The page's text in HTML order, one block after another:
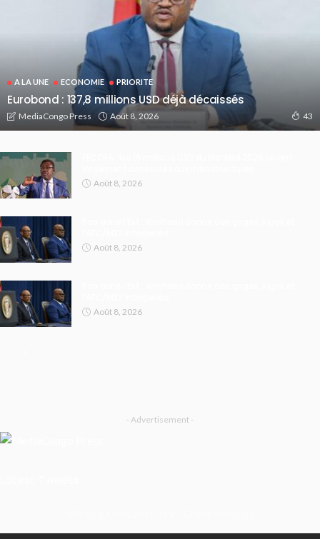
A LA UNE ECONOMIE PRIORITE
Eurobond : 137,8 millions USD déjà décaissés
MediaCongo Press Août 8, 2026 43
Août 8, 2026
Août 8, 2026
Août 8, 2026
- Advertisement -